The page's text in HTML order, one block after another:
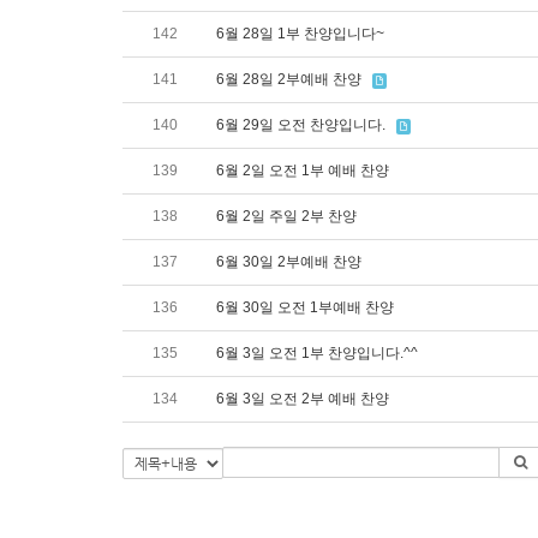
142 6월 28일 1부 찬양입니다~
141 6월 28일 2부예배 찬양
140 6월 29일 오전 찬양입니다.
139 6월 2일 오전 1부 예배 찬양
138 6월 2일 주일 2부 찬양
137 6월 30일 2부예배 찬양
136 6월 30일 오전 1부예배 찬양
135 6월 3일 오전 1부 찬양입니다.^^
134 6월 3일 오전 2부 예배 찬양